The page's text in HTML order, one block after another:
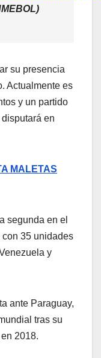
su presencia
Actualmente es
y un partido
en
MALETAS
segunda en el
35 unidades
y
ante Paraguay,
tras su
2018.